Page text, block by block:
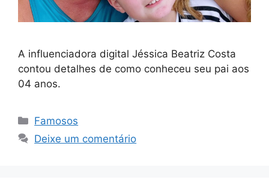
A influenciadora digital Jéssica Beatriz Costa
contou detalhes de como conheceu seu pai aos
04 anos.
Categorias
Famosos
Deixe um comentário